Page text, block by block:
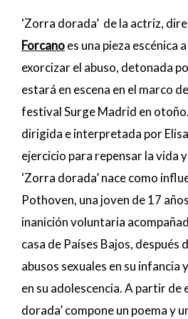
‘Zorra dorada’ de la actriz,
Forcanoes una pieza escénica
exorcizar el abuso, detonada
estará en escena en el marco
festival Surge Madrid en
dirigida e interpretada por
ejercicio para repensar la vida
‘Zorra dorada’ nace como
Pothoven, una joven de 17
inanición voluntaria
casa de Países Bajos, después
abusos sexuales en su infancia
en su adolescencia. A partir de
dorada’ compone un poema y